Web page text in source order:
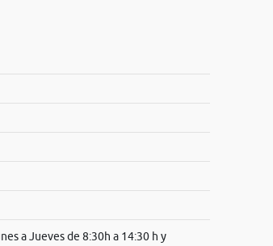
a Jueves de 8:30h a 14:30 h y